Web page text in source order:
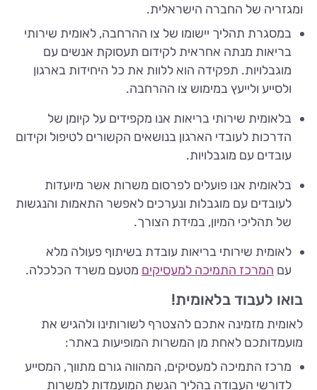
ומגזריה של החברה הישראלית.
במסגרת תהליך יישומו של צו ההרחבה, לאומית שירותי
בריאות מנתה אחראית לקידום תעסוקת אנשים עם
מוגבלויות. תפקידה הוא ללוות את כל היחידות בארגון
ולסייע ולייעץ במימוש צו ההרחבה.
בלאומית שירותי בריאות אנו מקפידים על קיומן של
הדרכות לעובדי הארגון בנושאים הקשורים לטיפול וקידום
עובדים עם מוגבלויות.
בלאומית אנו פועלים לפרסום משרות אשר מיועדות
לעובדים עם מוגבלות ונערכים לאפשר התאמות והנגשות
של תהליכי המיון, במידת הצורך.
לאומית שירותי בריאות עובדת בשיתוף פעולה מלא
עם המרכז התמיכה למעסיקים מטעם משרד הכלכלה.
בואו לעבוד בלאומית!
לאומית מזמינה אתכם להצטרף לשורותינו ולהגיש את
מועמדותכם לאחת מן המשרות המופיעות באתר:
מרכז התמיכה למעסיקים, המהווה גורם מתווך, המסייע
לדורשי העבודה בהליך הגשת המועמדות למשרות